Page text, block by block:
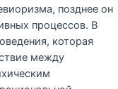
позднее он
процессов. В
которая
между